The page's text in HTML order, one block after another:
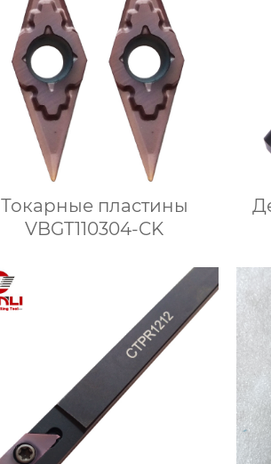
Токарные пластины
VBGT110304-CK